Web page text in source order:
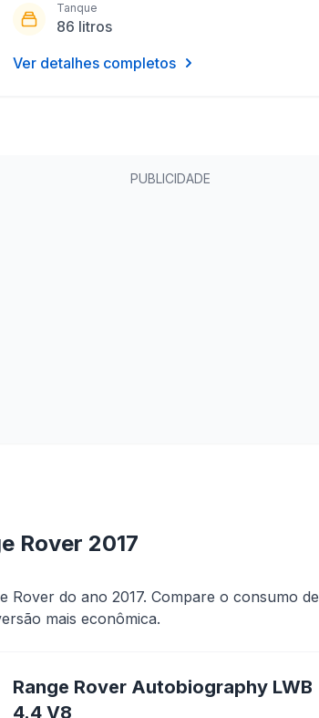
Tanque
86 litros
Ver detalhes completos
PUBLICIDADE
Rover 2017
Rover do ano 2017. Compare o consumo de
mais econômica.
Range Rover Autobiography LWB
4.4 V8